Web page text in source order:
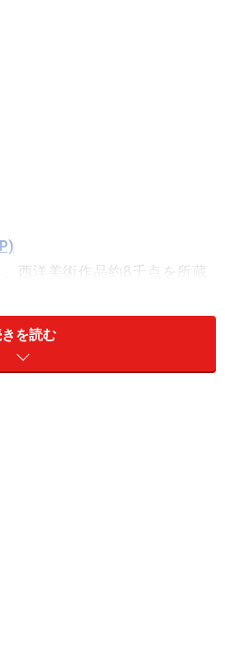
西洋美術作品約8千点を所蔵
光地の人気ナンバー1だそう
を読む